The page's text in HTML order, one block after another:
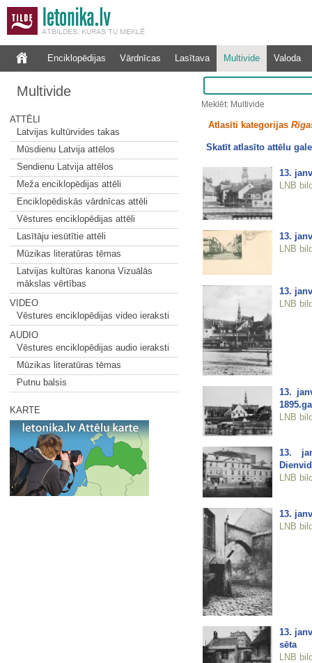
Enciklopēdijas Vārdnīcas Lasītava Multivide Valoda
Multivide
ATTĒLI
Latvijas kultūrvides takas
Mūsdienu Latvija attēlos
Sendienu Latvija attēlos
Meža enciklopēdijas attēli
Enciklopēdiskās vārdnīcas attēli
Vēstures enciklopēdijas attēli
Lasītāju iesūtītie attēli
Mūzikas literatūras tēmas
Latvijas kultūras kanona Vizuālās
mākslas vērtības
VIDEO
Vēstures enciklopēdijas video ieraksti
AUDIO
Vēstures enciklopēdijas audio ieraksti
Mūzikas literatūras tēmas
Putnu balsis
KARTE
Meklēt: Multivide
Atlasīti kategorijas
Skatīt atlasīto attēlu
13.
LNB
13.
LNB
13.
LNB
13.
LNB
13.
LNB
13.
LNB
13.
sēta
LNB